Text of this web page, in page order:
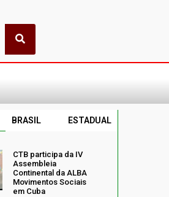
BRASIL ESTADUAL
CTB participa da IV
Assembleia
Continental da ALBA
Movimentos Sociais
em Cuba